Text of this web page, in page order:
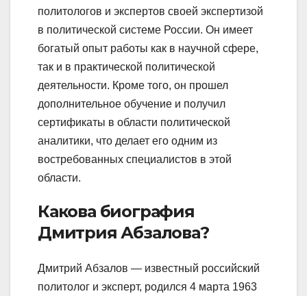
политологов и экспертов своей экспертизой
в политической системе России. Он имеет
богатый опыт работы как в научной сфере,
так и в практической политической
деятельности. Кроме того, он прошел
дополнительное обучение и получил
сертификаты в области политической
аналитики, что делает его одним из
востребованных специалистов в этой
области.
Какова биография
Дмитрия Абзалова?
Дмитрий Абзалов — известный российский
политолог и эксперт, родился 4 марта 1963